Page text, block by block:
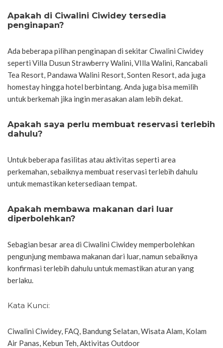
Apakah di Ciwalini Ciwidey tersedia
penginapan?
Ada beberapa pilihan penginapan di sekitar Ciwalini Ciwidey
seperti Villa Dusun Strawberry Walini, VIlla Walini, Rancabali
Tea Resort, Pandawa Walini Resort, Sonten Resort, ada juga
homestay hingga hotel berbintang. Anda juga bisa memilih
untuk berkemah jika ingin merasakan alam lebih dekat.
Apakah saya perlu membuat reservasi terlebih
dahulu?
Untuk beberapa fasilitas atau aktivitas seperti area
perkemahan, sebaiknya membuat reservasi terlebih dahulu
untuk memastikan ketersediaan tempat.
Apakah membawa makanan dari luar
diperbolehkan?
Sebagian besar area di Ciwalini Ciwidey memperbolehkan
pengunjung membawa makanan dari luar, namun sebaiknya
konfirmasi terlebih dahulu untuk memastikan aturan yang
berlaku.
Kata Kunci:
Ciwalini Ciwidey, FAQ, Bandung Selatan, Wisata Alam, Kolam
Air Panas, Kebun Teh, Aktivitas Outdoor